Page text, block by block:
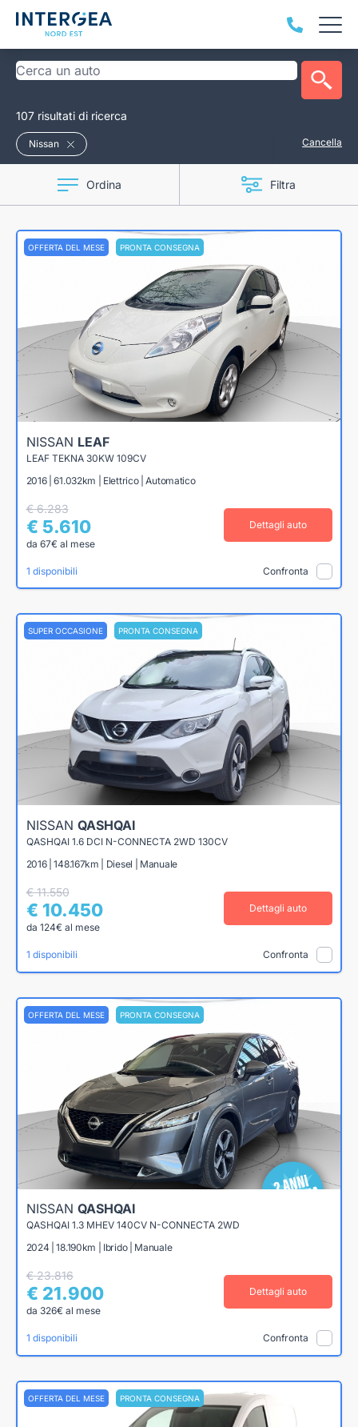
107 risultati di ricerca
Nissan Cancella
Ordina Filtra
OFFERTA DEL MESE PRONTA CONSEGNA
NISSAN LEAF
LEAF TEKNA 30KW 109CV
2016 | 61.032km | Elettrico | Automatico
€ 6.283
€ 5.610
da 67€ al mese
Dettagli auto
1 disponibili Confronta
SUPER OCCASIONE PRONTA CONSEGNA
NISSAN QASHQAI
QASHQAI 1.6 DCI N-CONNECTA 2WD 130CV
2016 | 148.167km | Diesel | Manuale
€ 11.550
€ 10.450
da 124€ al mese
Dettagli auto
1 disponibili Confronta
OFFERTA DEL MESE PRONTA CONSEGNA
NISSAN QASHQAI
QASHQAI 1.3 MHEV 140CV N-CONNECTA 2WD
2024 | 18.190km | Ibrido | Manuale
€ 23.816
€ 21.900
da 326€ al mese
Dettagli auto
1 disponibili Confronta
OFFERTA DEL MESE PRONTA CONSEGNA